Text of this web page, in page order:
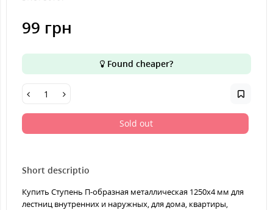
99 грн
Found cheaper?
Sold out
Short descriptio
Купить Ступень П-образная металлическая 1250x4 мм для
лестниц внутренних и наружных, для дома, квартиры,